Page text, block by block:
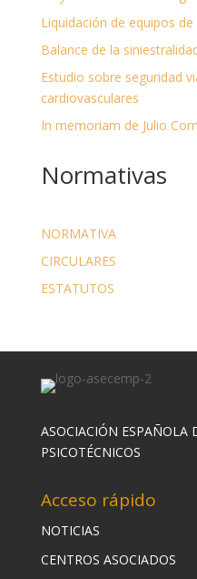
Liquidación de equipos de
Balance de la
Estudio sobre seguridad
cardiovasculares
In memoriam de Julio
Normativas
NORMATIVA
CIRCULARES
ESTATUTOS
ASOCIACIÓN ESPAÑOLA
PSICOTÉCNICOS
Acceso rápido
NOTICIAS
CENTROS ASOCIADOS